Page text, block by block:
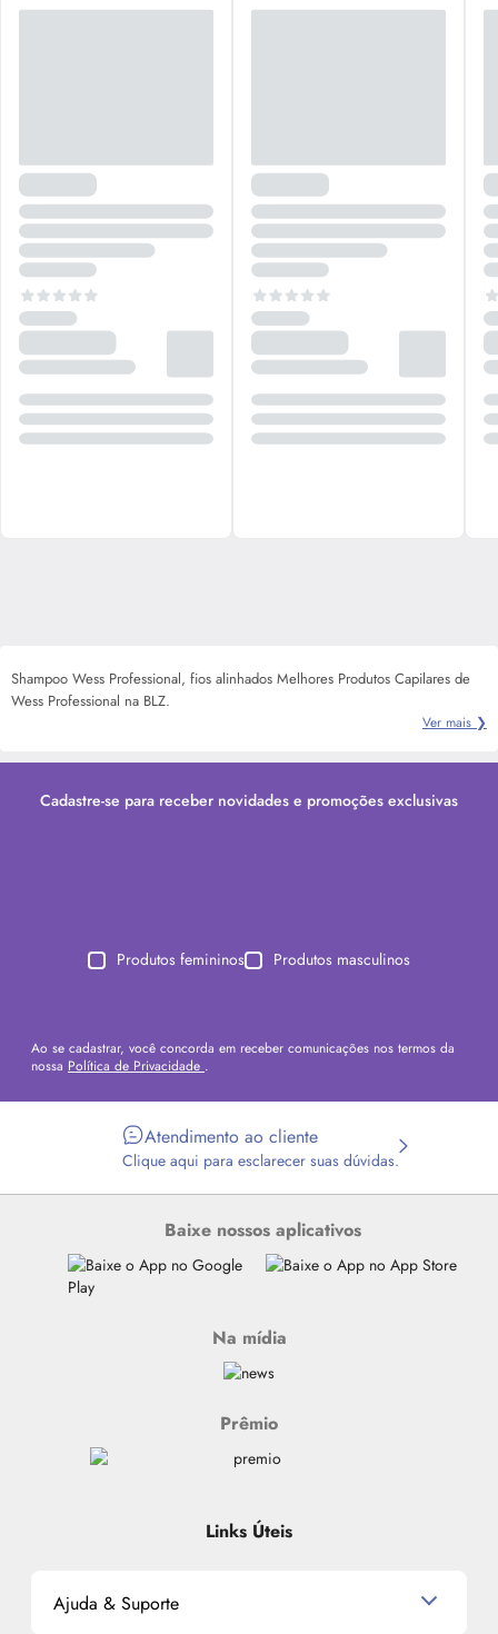
Shampoo Wess Professional, fios alinhados Melhores Produtos Capilares de
Wess Professional na BLZ.
Ver mais ❯
Cadastre-se para receber novidades e promoções exclusivas
Produtos femininos Produtos masculinos
Ao se cadastrar, você concorda em receber comunicações nos termos da
nossa Política de Privacidade .
Atendimento ao cliente
Clique aqui para esclarecer suas dúvidas.
Baixe nossos aplicativos
Na mídia
Prêmio
Links Úteis
Ajuda & Suporte